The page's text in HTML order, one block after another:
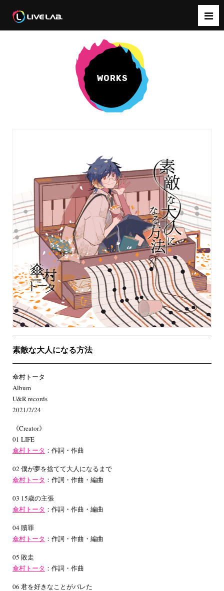
WORKS
素敵な大人になる方法
傘村トータ
Album
U&R records
2021/2/24
《Creator》
01 LIFE
傘村トータ ：作詞・作曲
02 僕が夢を捨てて大人になるまで
傘村トータ ：作詞・作曲・編曲
03 15歳の主張
傘村トータ ：作詞・作曲・編曲
04 贖罪
傘村トータ ：作詞・作曲・編曲
05 敗走
傘村トータ ：作詞・作曲
06 君を好きなことがバレた